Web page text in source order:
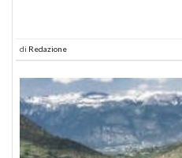
di Redazione